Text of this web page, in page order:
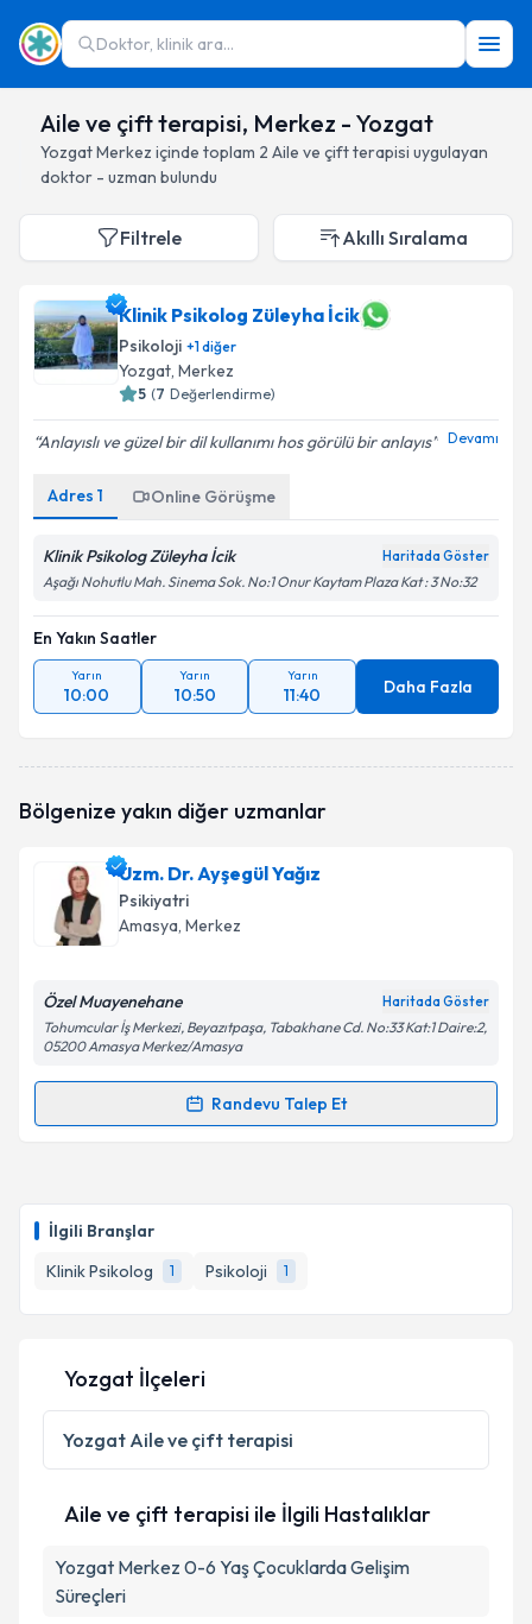
Doktor, klinik ara...
Aile ve çift terapisi, Merkez - Yozgat
YozgatMerkez içinde toplam 2 Aile ve çift terapisi uygulayan
doktor - uzman bulundu
İlgili Branşlar
Klinik Psikolog
1 Psikoloji 1
Filtrele Akıllı Sıralama
Klinik Psikolog Züleyha İcik
Psikoloji +1diğer
Yozgat, Merkez
5 (7 Değerlendirme)
Anlayıslı ve güzel bir dil kullanımı hos görülü bir anlayıs Devamı
Adres 1 Online Görüşme
Klinik Psikolog Züleyha İcik Haritada Göster
Aşağı Nohutlu Mah. Sinema Sok. No:1 Onur Kaytam Plaza Kat : 3 No:32
En Yakın Saatler
Yarın
10:00
Yarın
10:50
Yarın
11:40 Daha Fazla
Bölgenize yakın diğer uzmanlar
Uzm. Dr. Ayşegül Yağız
Psikiyatri
Amasya, Merkez
Özel Muayenehane Haritada Göster
Tohumcular İş Merkezi, Beyazıtpaşa, Tabakhane Cd. No:33 Kat:1 Daire:2,
05200 Amasya Merkez/Amasya
Randevu Talep Et
Randevu Takvimi Talebi
takvim hazırlandığında e-posta ile bilgilendireceğiz.
E-posta Adresiniz
Kişisel verilerimin işlenmesine ilişkinAydınlatma
Metni
'ni okudum ve kişisel verilerimin belirtilen
kapsamda işlenmesini kabul ediyorum.
Takvim Talebini Gönder
Yozgat İlçeleri
Yozgat Aile ve çift terapisi
Aile ve çift terapisi ile İlgili Hastalıklar
Yozgat Merkez 0-6 Yaş Çocuklarda Gelişim
Süreçleri